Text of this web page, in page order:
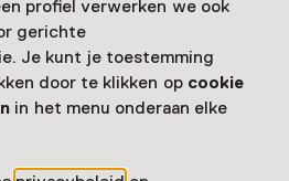
profiel verwerken we ook
gerichte
Je kunt je toestemming
door te klikken op cookie
in het menu onderaan elke
in een nieuw tabblad
tot 17:00 uur